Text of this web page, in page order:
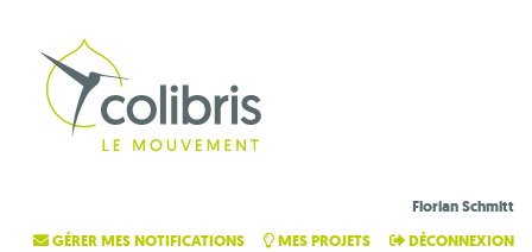
Florian Schmitt
GÉRER MES NOTIFICATIONS
MES PROJETS DÉCONNEXION